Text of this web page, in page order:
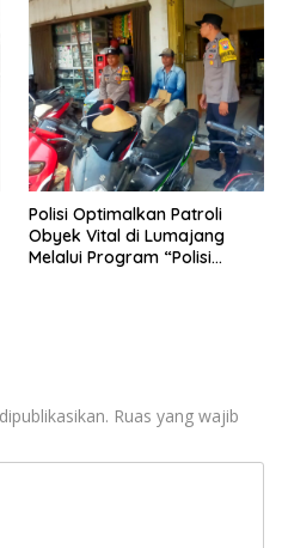
Polisi Optimalkan Patroli
Obyek Vital di Lumajang
Melalui Program “Polisi
Ruas yang wajib